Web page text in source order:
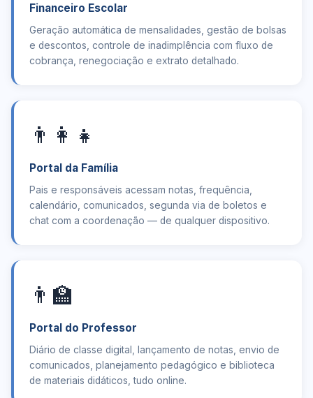
Financeiro Escolar
Geração automática de mensalidades, gestão de bolsas
e descontos, controle de inadimplência com fluxo de
cobrança, renegociação e extrato detalhado.
👨‍👩‍👧
Portal da Família
Pais e responsáveis acessam notas, frequência,
calendário, comunicados, segunda via de boletos e
chat com a coordenação — de qualquer dispositivo.
👨‍🏫
Portal do Professor
Diário de classe digital, lançamento de notas, envio de
comunicados, planejamento pedagógico e biblioteca
de materiais didáticos, tudo online.